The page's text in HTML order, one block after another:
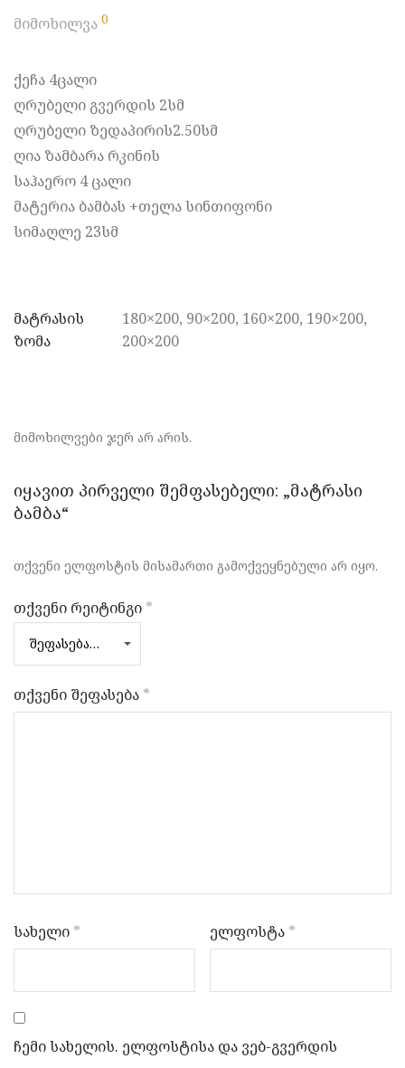
მიმოხილვა 0
ქეჩა 4ცალი
ღრუბელი გვერდის 2სმ
ღრუბელი ზედაპირის2.50სმ
ღია ზამბარა რკინის
საჰაერო 4 ცალი
მატერია ბამბას +თელა სინთიფონი
სიმაღლე 23სმ
მატრასის
ზომა
180×200, 90×200, 160×200, 190×200,
200×200
მიმოხილვები ჯერ არ არის.
იყავით პირველი შემფასებელი: „მატრასი
ბამბა“
თქვენი ელფოსტის მისამართი გამოქვეყნებული არ იყო.
თქვენი რეიტინგი *
თქვენი შეფასება *
სახელი * ელფოსტა *
ჩემი სახელის. ელფოსტისა და ვებ-გვერდის